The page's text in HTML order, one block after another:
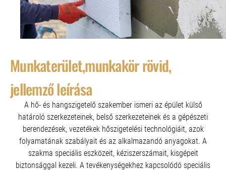
Munkaterület,munkakör rövid,
jellemző leírása
A hő- és hangszigetelő szakember ismeri az épület külső
határoló szerkezeteinek, belső szerkezeteinek és a gépészeti
berendezések, vezetékek hőszigetelési technológiáit, azok
folyamatának szabályait és az alkalmazandó anyagokat. A
szakma speciális eszközeit, kéziszerszámait, kisgépeit
biztonsággal kezeli. A tevékenységekhez kapcsolódó speciális